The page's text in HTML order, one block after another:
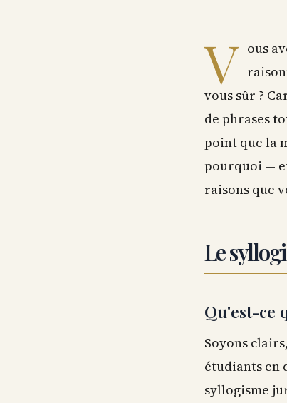
V ous
vous sûr ?
de phrases
point que la
pourquoi —
raisons que
Le
Qu'est-ce
Soyons
étudiants en
syllogisme